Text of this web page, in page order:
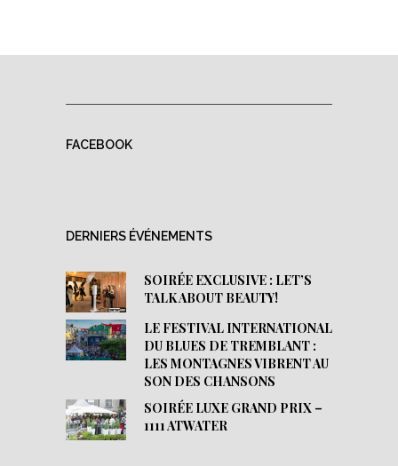
FACEBOOK
DERNIERS ÉVÉNEMENTS
SOIRÉE EXCLUSIVE : LET’S
TALK ABOUT BEAUTY!
LE FESTIVAL INTERNATIONAL
DU BLUES DE TREMBLANT :
LES MONTAGNES VIBRENT AU
SON DES CHANSONS
SOIRÉE LUXE GRAND PRIX –
1111 ATWATER